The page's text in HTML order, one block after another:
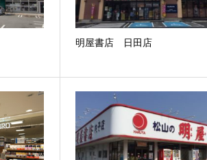
明屋書店 日田店